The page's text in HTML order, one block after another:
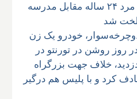
کرد؛ یک مرد ۲۴ ساله مقابل مدرسه
لخت شد
خودرو یک زن
روز روشن در تورنتو در
دزدید، خلاف جهت بزرگراه
کرد و با پلیس هم درگیر